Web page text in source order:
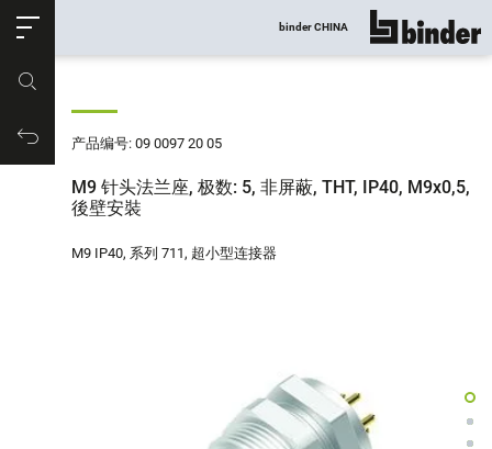
购物车
binder CHINA 显示所有
产品编号: 09 0097 20 05
M9 针头法兰座, 极数: 5, 非屏蔽, THT, IP40, M9x0,5,
後壁安裝
M9 IP40, 系列 711, 超小型连接器